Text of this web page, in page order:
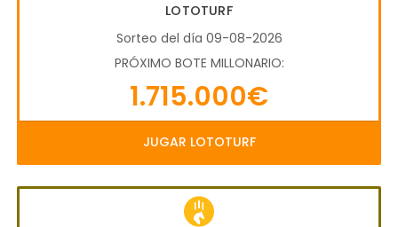
LOTOTURF
Sorteo del día 09-08-2026
PRÓXIMO BOTE MILLONARIO:
1.715.000€
JUGAR LOTOTURF